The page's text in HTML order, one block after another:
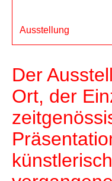
Ausstellung
Der
Ort, der